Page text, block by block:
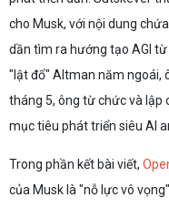
cho Musk, với nội dung
dần tìm ra hướng tạo AGI
"lật đổ" Altman năm ngoái,
tháng 5, ông từ chức và lập
mục tiêu phát triển siêu AI
Trong phần kết bài viết,
của Musk là "nỗ lực vô